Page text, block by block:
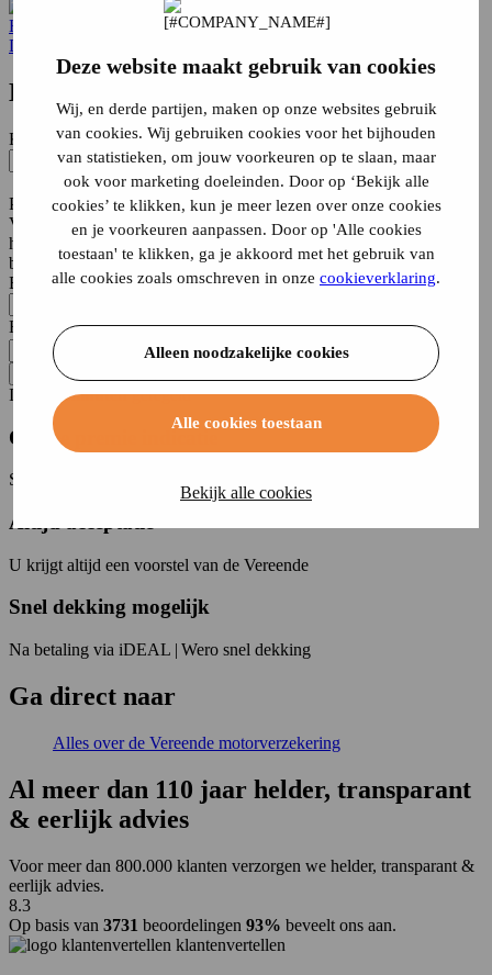
Deze website maakt gebruik van cookies
Wij, en derde partijen, maken op onze websites gebruik
van cookies. Wij gebruiken cookies voor het bijhouden
van statistieken, om jouw voorkeuren op te slaan, maar
ook voor marketing doeleinden. Door op ‘Bekijk alle
cookies’ te klikken, kun je meer lezen over onze cookies
en je voorkeuren aanpassen. Door op 'Alle cookies
toestaan' te klikken, ga je akkoord met het gebruik van
alle cookies zoals omschreven in onze cookieverklaring.
Alleen noodzakelijke cookies
Alle cookies toestaan
Bekijk alle cookies
Home
motorverzekering
De Vereende
De Vereende
Kenteken
Onbekend
Postcode
Voor een berekening van de premies hebben we de postcode van de
hoofdbestuurder nodig. Bij particulier gebruik dient de jongste
bestuurder woonachtig te zijn op het zelfde adres als de aanvrager.
Bij zakelijk gebruik kunt u hier de postcode van het bedrijf invullen.
Huisnummer Toevoeging
Verzekeringen vergelijken
In twee minutengeregeld
Online premie indicatie
Snel online een indicatie van de premie
Altijd acceptatie
U krijgt altijd een voorstel van de Vereende
Snel dekking mogelijk
Na betaling via iDEAL | Wero snel dekking
Ga direct naar
Alles over de Vereende motorverzekering
Al meer dan 110 jaar helder, transparant
& eerlijk advies
Voor meer dan 800.000 klanten verzorgen we helder, transparant &
eerlijk advies.
8.3
Op basis van 3731 beoordelingen 93% beveelt ons aan.
klantenvertellen